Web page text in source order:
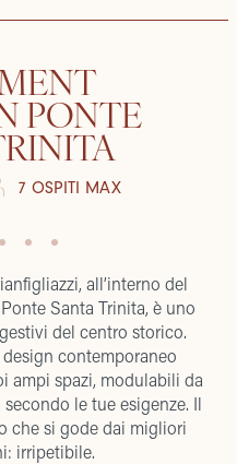
PONTE
7 OSPITI MAX
all’interno del
Santa Trinita, è uno
del centro storico.
contemporaneo
ampi spazi, modulabili da
le tue esigenze. Il
che si gode dai migliori
irripetibile.